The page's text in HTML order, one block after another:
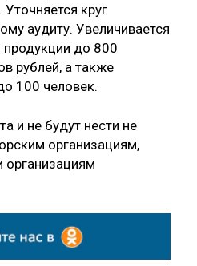
круг
аудиту. Увеличивается
продукции до 800
рублей, а также
100 человек.
и не будут нести не
организациям,